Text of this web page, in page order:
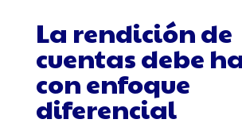
La rendición de
cuentas debe
con enfoque
diferencial